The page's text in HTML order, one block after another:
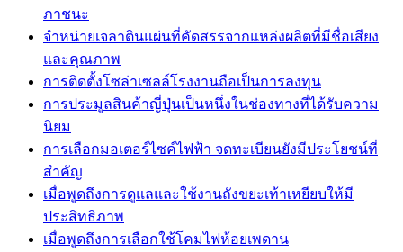
ภาชนะ
จำหน่ายเจลาตินแผ่นที่คัดสรรจากแหล่งผลิตที่มีชื่อเสียง
และคุณภาพ
การติดตั้งโซล่าเซลล์โรงงานถือเป็นการลงทุน
การประมูลสินค้าญี่ปุ่นเป็นหนึ่งในช่องทางที่ได้รับความ
นิยม
การเลือกมอเตอร์ไซค์ไฟฟ้า จดทะเบียนยังมีประโยชน์ที่
สำคัญ
เมื่อพูดถึงการดูแลและใช้งานถังขยะเท้าเหยียบให้มี
ประสิทธิภาพ
เมื่อพูดถึงการเลือกใช้โคมไฟห้อยเพดาน